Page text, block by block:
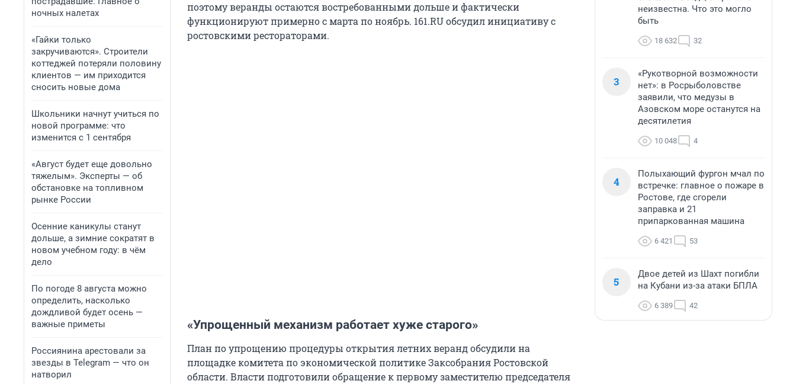
ночных налетах
«Гайки только
закручиваются». Строители
коттеджей потеряли половину
клиентов — им приходится
сносить новые дома
Школьники начнут учиться по
новой программе: что
изменится с 1 сентября
«Август будет еще довольно
тяжелым». Эксперты — об
обстановке на топливном
рынке России
Осенние каникулы станут
дольше, а зимние сократят в
новом учебном году: в чём
дело
По погоде 8 августа можно
определить, насколько
дождливой будет осень —
важные приметы
Россиянина арестовали за
звезды в Telegram — что он
натворил
поэтому веранды остаются востребованными дольше и фактически
функционируют примерно с марта по ноябрь. 161.RU обсудил инициативу с
ростовскими рестораторами.
«Упрощенный механизм работает хуже старого»
План по упрощению процедуры открытия летних веранд обсудили на
площадке комитета по экономической политике Заксобрания Ростовской
области. Власти подготовили обращение к первому заместителю председателя
неизвестна. Что это могло
быть
18 632 32
3
«Рукотворной возможности
нет»: в Росрыболовстве
заявили, что медузы в
Азовском море останутся на
десятилетия
10 048 4
4
Полыхающий фургон мчал по
встречке: главное о пожаре в
Ростове, где сгорели
заправка и 21
припаркованная машина
6 421 53
5
Двое детей из Шахт погибли
на Кубани из-за атаки БПЛА
6 389 42